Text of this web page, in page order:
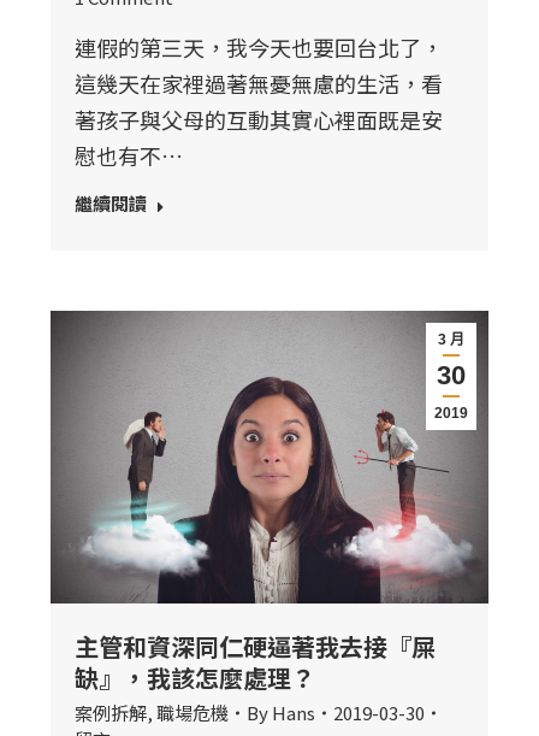
連假的第三天，我今天也要回台北了，
這幾天在家裡過著無憂無慮的生活，看
著孩子與父母的互動其實心裡面既是安
慰也有不…
繼續閱讀
3 月
30
2019
主管和資深同仁硬逼著我去接『屎
缺』，我該怎麼處理？
案例拆解,職場危機 ByHans
2019-03-30